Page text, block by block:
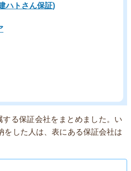
ハトさん保証)
する保証会社をまとめました。い
をした人は、表にある保証会社は